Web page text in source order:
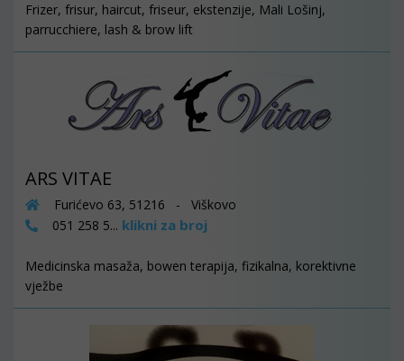
Frizer, frisur, haircut, friseur, ekstenzije, Mali Lošinj,
parrucchiere, lash & brow lift
ARS VITAE
Furićevo 63, 51216 - Viškovo
051 258 5... klikni za broj
Medicinska masaža, bowen terapija, fizikalna, korektivne
vježbe